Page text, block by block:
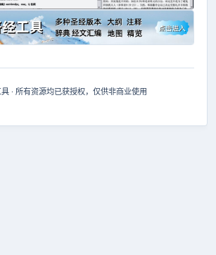
· 所有资源均已获授权，仅供非商业使用